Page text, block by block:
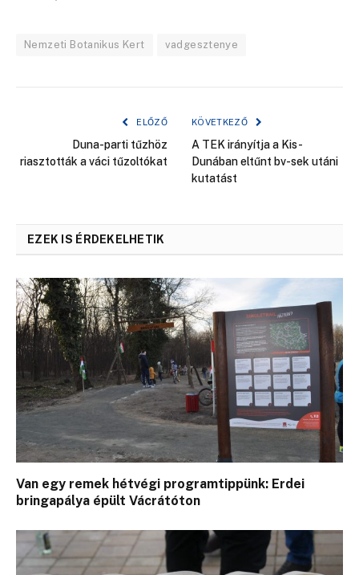
Nemzeti Botanikus Kert vadgesztenye
ELŐZŐ
Duna-parti tűzhöz
riasztották a váci tűzoltókat
KÖVETKEZŐ
A TEK irányítja a Kis-
Dunában eltűnt bv-sek utáni
kutatást
EZEK IS ÉRDEKELHETIK
Van egy remek hétvégi programtippünk: Erdei
bringapálya épült Vácrátóton